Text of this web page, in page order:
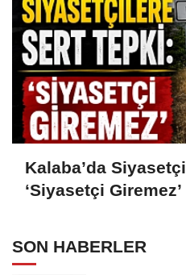
Kalaba’da
‘Siyasetçi Giremez’
SON HABERLER